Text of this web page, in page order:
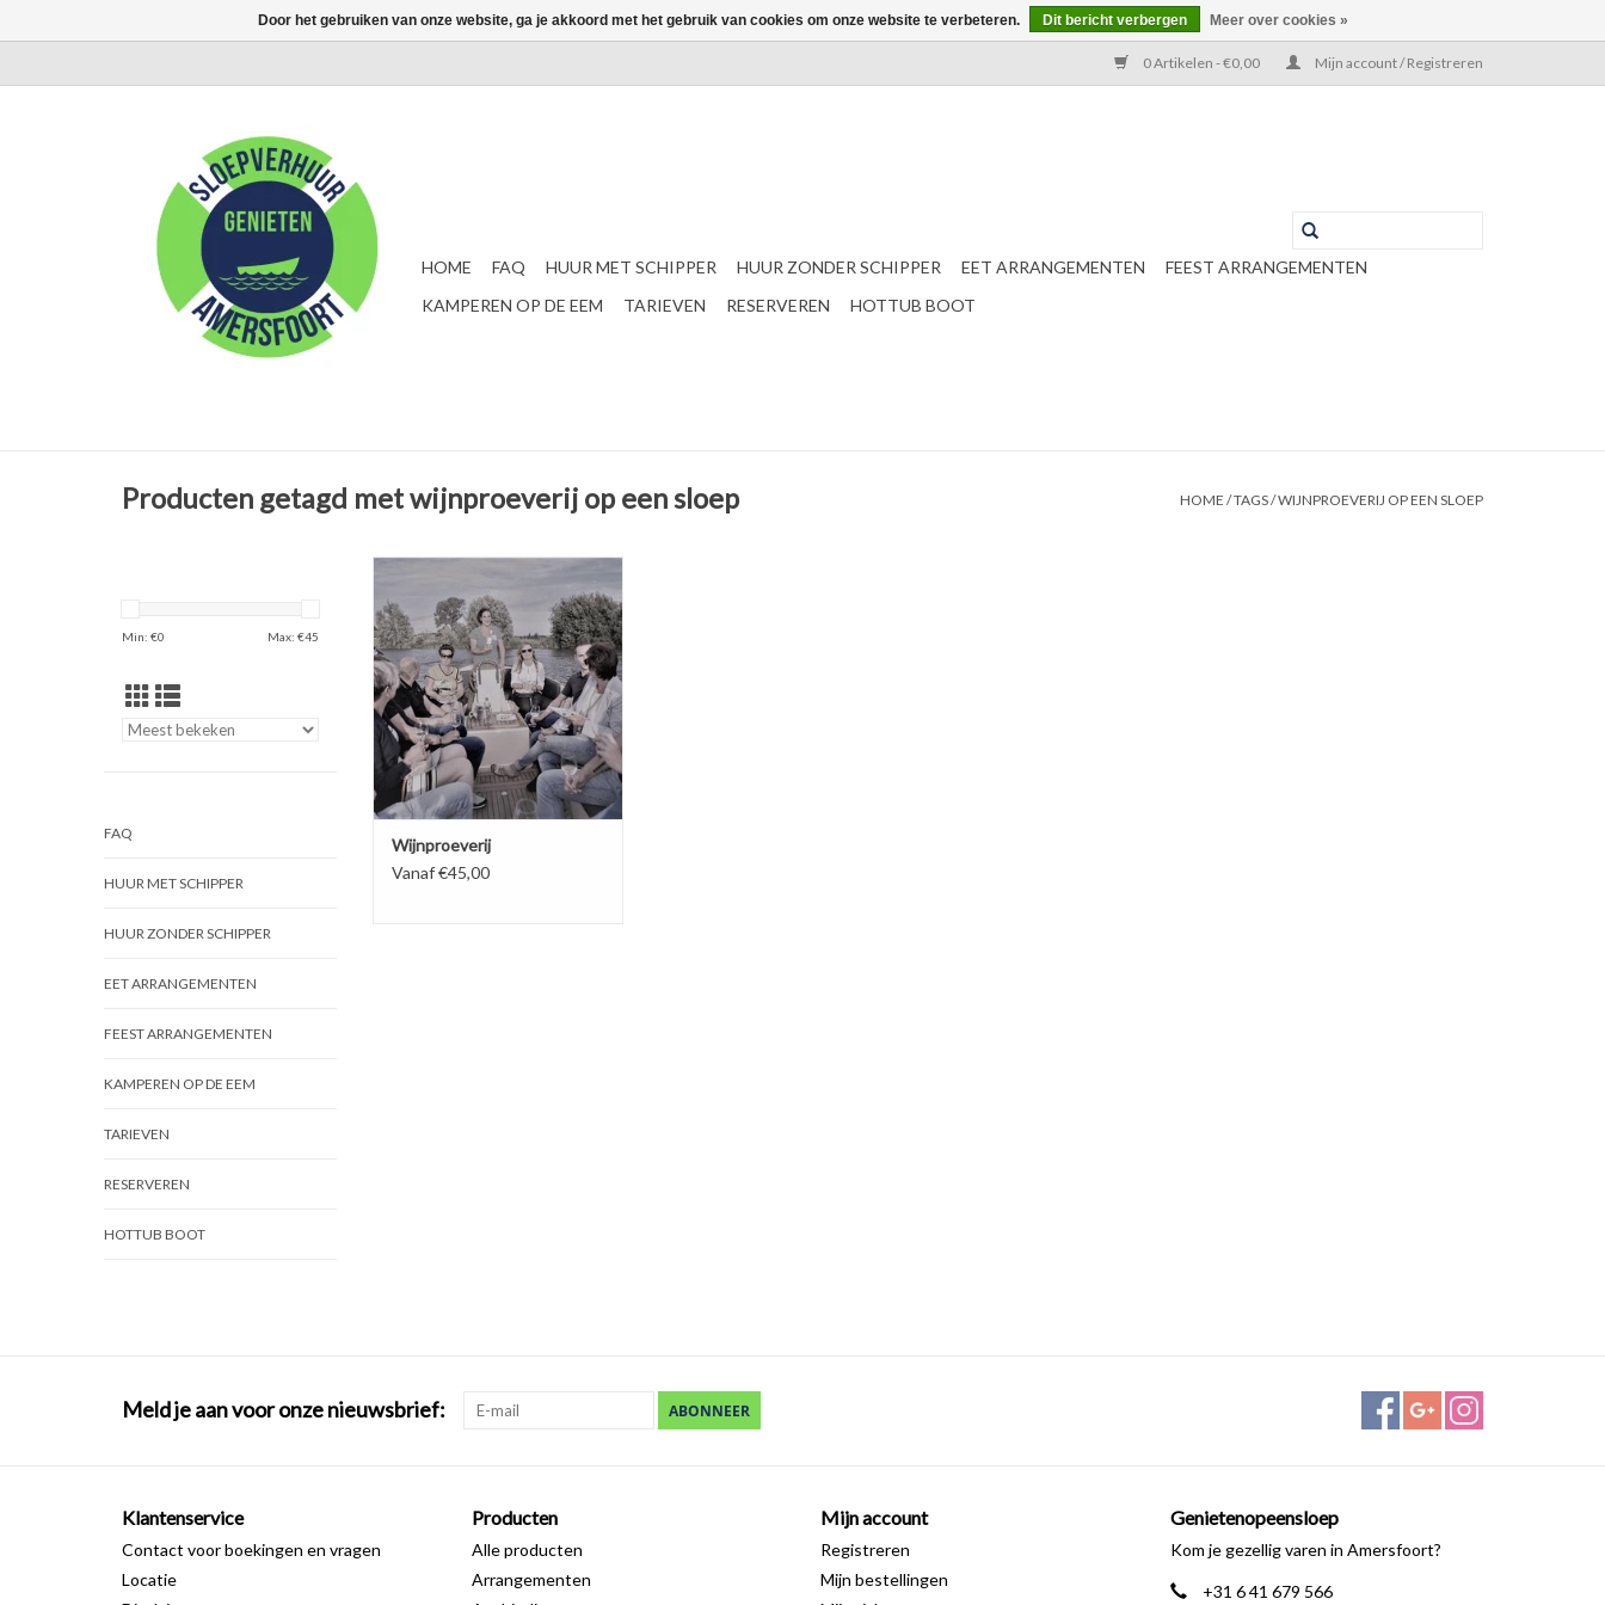
0 Artikelen - €0,00 Mijn account / Registreren
HOME FAQ HUUR MET SCHIPPER HUUR ZONDER SCHIPPER EET ARRANGEMENTEN
FEEST ARRANGEMENTEN
KAMPEREN OP DE EEM
TARIEVEN RESERVEREN HOTTUB BOOT
Producten getagd met wijnproeverij op een sloep HOME /TAGS/WIJNPROEVERIJ OP EEN SLOEP
Min: €0 Max: €45
FAQ
HUUR MET SCHIPPER
HUUR ZONDER SCHIPPER
EET ARRANGEMENTEN
FEEST ARRANGEMENTEN
KAMPEREN OP DE EEM
TARIEVEN
RESERVEREN
HOTTUB BOOT
Een wijnproeverij beleven op een
unieke manier bij ons kan het...
BOEK NU!
Wijnproeverij
Vanaf €45,00
Meld je aan voor onze nieuwsbrief: ABONNEER
Klantenservice
Contact voor boekingen en vragen
Locatie
Producten
Alle producten
Arrangementen
Mijn account
Registreren
Mijn bestellingen
Genietenopeensloep
Kom je gezellig varen in Amersfoort?
+31 6 41 679 566
Door het gebruiken van onze website, ga je akkoord met het gebruik van cookies om onze website te verbeteren. Dit bericht verbergen Meer over cookies »